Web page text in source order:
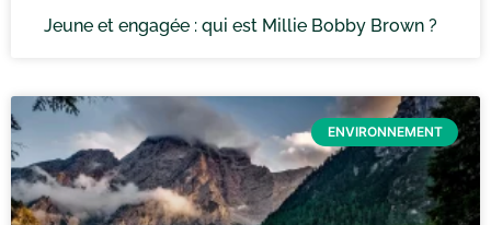
Jeune et engagée : qui est Millie Bobby Brown ?
ENVIRONNEMENT